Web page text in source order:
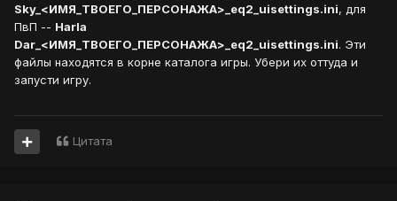
Sky_<ИМЯ_ТВОЕГО_ПЕРСОНАЖА>_eq2_uisettings.ini, для
ПвП -- Harla
Dar_<ИМЯ_ТВОЕГО_ПЕРСОНАЖА>_eq2_uisettings.ini. Эти
файлы находятся в корне каталога игры. Убери их оттуда и
запусти игру.
Цитата